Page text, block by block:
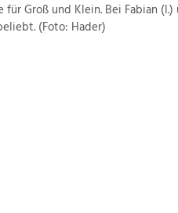
Groß und Klein. Bei Fabian
(Foto: Hader)